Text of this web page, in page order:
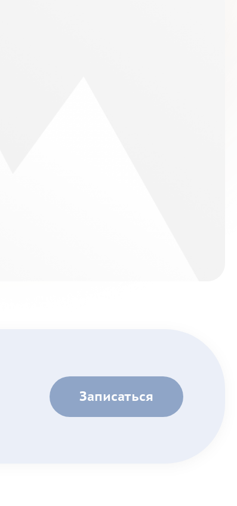
Записаться